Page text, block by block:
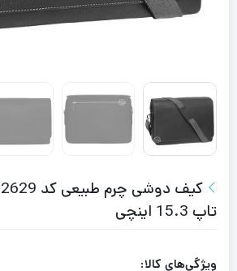
تاپ 15.3 اینچی
ویژگی‌های کالا: